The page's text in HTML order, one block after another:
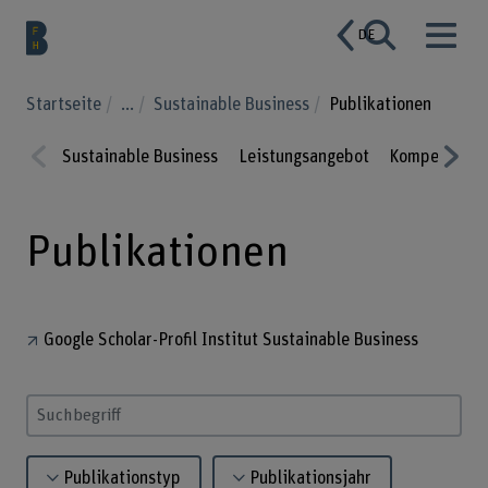
DE
Startseite ... Sustainable Business Publikationen
ious
Sustainable Business Leistungsangebot Kompetenzen
Publikationen
Google Scholar-Profil Institut Sustainable Business
Suchbegriff eingeben
Publikationstyp Publikationsjahr